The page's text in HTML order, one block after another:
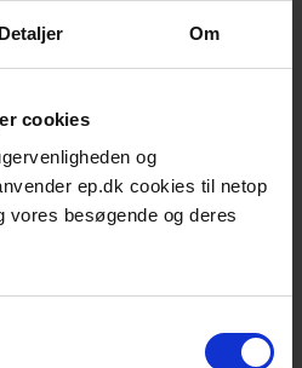
Detaljer Om
cookies
og
ep.dk cookies til netop
vores besøgende og deres
Læg i kurven
Katrin Plus M, Håndklæderulle
styrke
dages levering;